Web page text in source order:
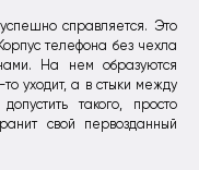
справляется. Это
телефона без чехла
На нем образуются
уходит, а в стыки между
такого, просто
свой первозданный